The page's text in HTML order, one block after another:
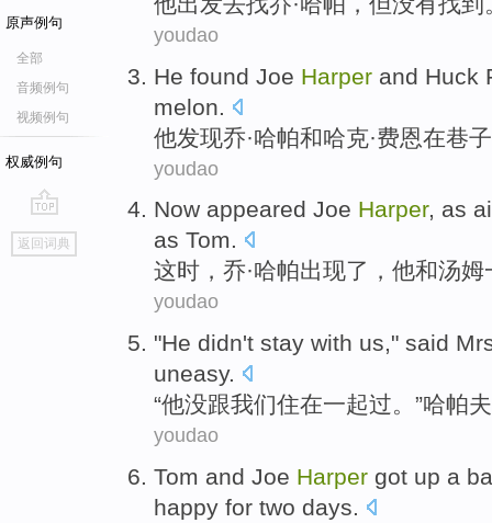
原声例句
全部
音频例句
视频例句
权威例句
go
top
返回词典
youdao
He found Joe Harper and Huck
melon
他发现乔·哈帕和哈克·费恩在巷子
youdao
Now appeared Joe Harper, as
as Tom.
这时 ， 乔·哈帕出现了 ，他和汤姆
youdao
"He didn't stay with us," said
uneasy.
“他没跟我们住在一起过。”哈帕
youdao
Tom and Joe Harper got up a
happy for two days.